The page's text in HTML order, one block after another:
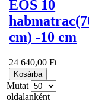
EOS 10
cm) -10 cm
24 640,00 Ft
Kosárba
Mutat
oldalanként